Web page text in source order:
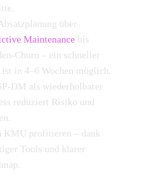
über
Maintenancebis
Churn – ein schneller
in 4–6 Wochen möglich.
DM als wiederholbarer
reduziert Risiko und
KMU profitieren – dank
Tools und klarer